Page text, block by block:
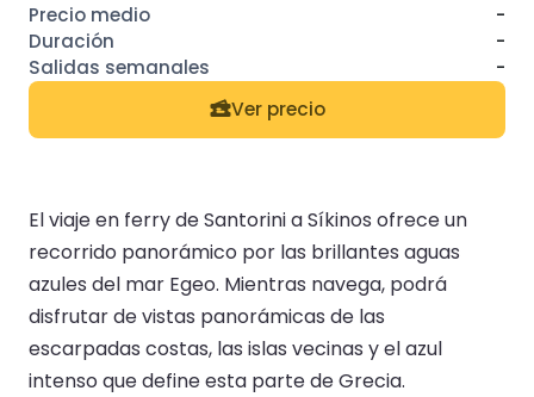
-
-
-
Ver precio
El viaje en ferry de Santorini a Síkinos ofrece un
recorrido panorámico por las brillantes aguas
azules del mar Egeo. Mientras navega, podrá
disfrutar de vistas panorámicas de las
escarpadas costas, las islas vecinas y el azul
intenso que define esta parte de Grecia.